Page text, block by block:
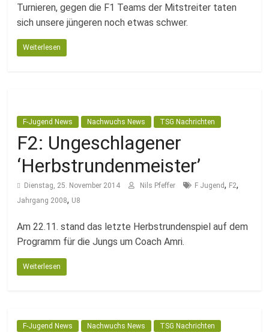
Turnieren, gegen die F1 Teams der Mitstreiter taten
sich unsere jüngeren noch etwas schwer.
Weiterlesen
F-Jugend News Nachwuchs News TSG Nachrichten
F2: Ungeschlagener
‘Herbstrundenmeister’
Dienstag, 25. November 2014 Nils Pfeffer F Jugend, F2,
Jahrgang 2008, U8
Am 22.11. stand das letzte Herbstrundenspiel auf dem
Programm für die Jungs um Coach Amri.
Weiterlesen
F-Jugend News Nachwuchs News TSG Nachrichten